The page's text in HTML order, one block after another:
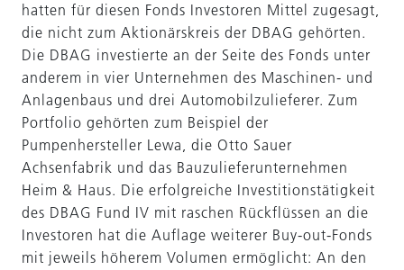
hatten für diesen Fonds Investoren Mittel zugesagt,
die nicht zum Aktionärskreis der DBAG gehörten.
Die DBAG investierte an der Seite des Fonds unter
anderem in vier Unternehmen des Maschinen- und
Anlagenbaus und drei Automobilzulieferer. Zum
Portfolio gehörten zum Beispiel der
Pumpenhersteller Lewa, die Otto Sauer
Achsenfabrik und das Bauzulieferunternehmen
Heim & Haus. Die erfolgreiche Investitionstätigkeit
des DBAG Fund IV mit raschen Rückflüssen an die
Investoren hat die Auflage weiterer Buy-out-Fonds
mit jeweils höherem Volumen ermöglicht: An den